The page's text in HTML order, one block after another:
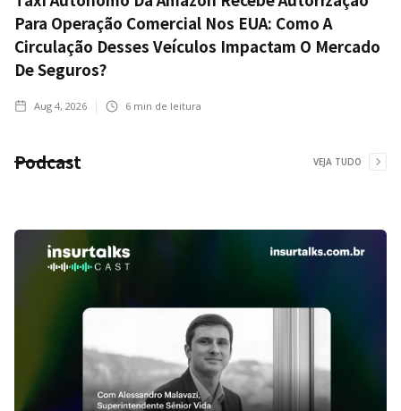
Para Operação Comercial Nos EUA: Como A
Circulação Desses Veículos Impactam O Mercado
De Seguros?
Aug 4, 2026 6 min de leitura
Podcast VEJA TUDO